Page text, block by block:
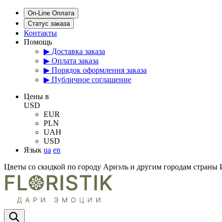
On-Line Оплата
Статус заказа
Контакты
Помощь
▶ Доставка заказа
▶ Оплата заказа
▶ Порядок оформления заказа
▶ Публичное соглашение
Цены в
USD
EUR
PLN
UAH
USD
Язык ua en
Цветы со скидкой по городу Ариэль и другим городам страны